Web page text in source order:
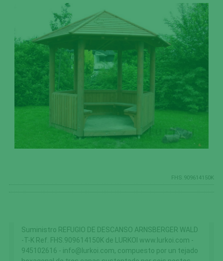
FHS.909614150K
Suministro REFUGIO DE DESCANSO ARNSBERGER WALD
-T-K Ref. FHS.909614150K de LURKOI www.lurkoi.com -
945102616 - info@lurkoi.com, compuesto por un tejado